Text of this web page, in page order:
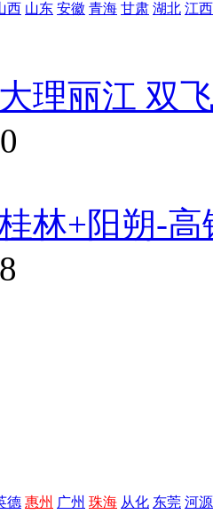
西 山东 安徽 青海 甘肃 湖北 江西
理丽江 双
林+阳朔-高
德 惠州 广州 珠海 从化 东莞 河源